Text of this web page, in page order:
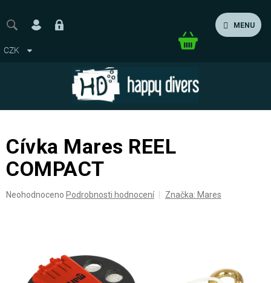
obsah
MENU
CZK
Nákupní
Cívka Mares REEL
COMPACT
Průměrné
hvězdiček.
Neohodnoceno Podrobnosti hodnocení Značka: Mares